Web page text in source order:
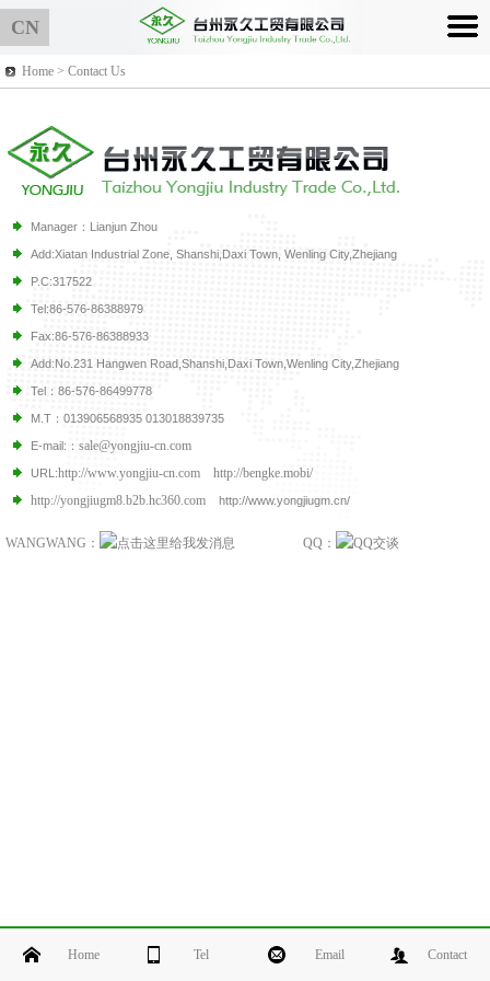
CN
Home > Contact Us
Manager：Lianjun Zhou
Add:Xiatan Industrial Zone, Shanshi,Daxi Town, Wenling City,Zhejiang
P.C:317522
Tel:86-576-86388979
Fax:86-576-86388933
Add:No.231 Hangwen Road,Shanshi,Daxi Town,Wenling City,Zhejiang
Tel：86-576-86499778
M.T：013906568935 013018839735
E-mail:： sale@yongjiu-cn.com
URL:http://www.yongjiu-cn.com
http://bengke.mobi/
http://yongjiugm8.b2b.hc360.com http://www.yongjiugm.cn/
WANGWANG： QQ：
Home Tel Email Contact